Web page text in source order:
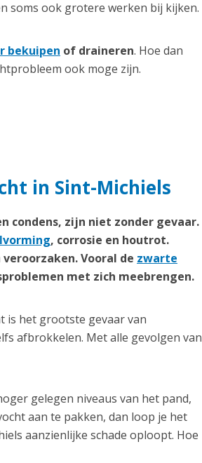
soms ook grotere werken bij kijken.
bekuipen of draineren. Hoe dan
ook moge zijn.
in Sint-Michiels
condens, zijn niet zonder gevaar.
, corrosie en houtrot.
Vooral de zwarte
met zich meebrengen.
is het grootste gevaar van
afbrokkelen. Met alle gevolgen van
gelegen niveaus van het pand,
aan te pakken, dan loop je het
aanzienlijke schade oploopt. Hoe